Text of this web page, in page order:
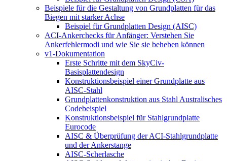
Beispiele für die Gestaltung von Grundplatten für das
Biegen mit starker Achse
Beispiel für Grundplatten Design (AISC)
ACI-Ankerchecks für Anfänger: Verstehen Sie
Ankerfehlermodi und wie Sie sie beheben können
v1-Dokumentation
Erste Schritte mit dem SkyCiv-
Basisplattendesign
Konstruktionsbeispiel einer Grundplatte aus
AISC-Stahl
Grundplattenkonstruktion aus Stahl Australisches
Codebeispiel
Konstruktionsbeispiel für Stahlgrundplatte
Eurocode
AISC & Überprüfung der ACI-Stahlgrundplatte
und der Ankerstange
AISC-Scherlasche